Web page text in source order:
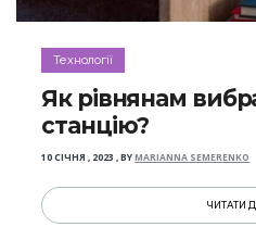
Технології
Як рівнянам
станцію?
10 СІЧНЯ , 2023 ,BYMARIANNA SEMERENKO
ЧИТАТИ